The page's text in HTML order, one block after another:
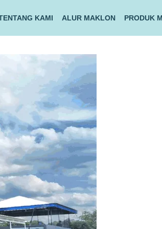
KAMI ALUR MAKLON PRODUK